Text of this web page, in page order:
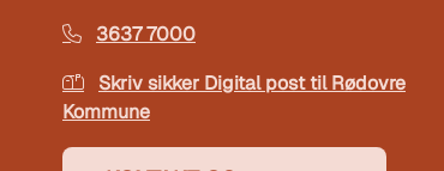
3637 7000
Skriv sikker Digital post til Rødovre
Kommune